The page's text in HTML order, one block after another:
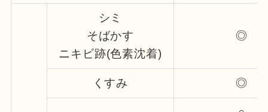
シミ
そばかす
ニキビ跡(色素沈着)
◎
くすみ ◎